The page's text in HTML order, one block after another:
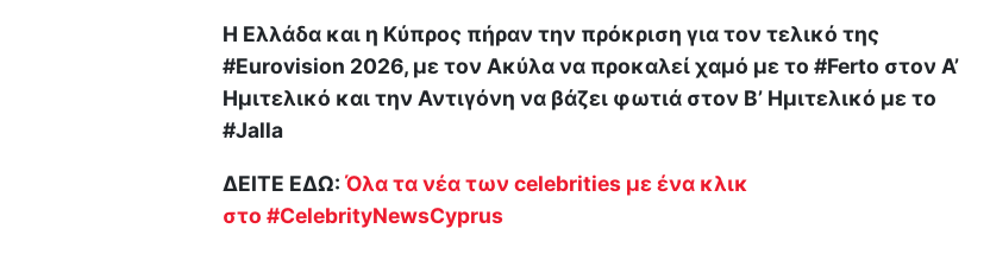
Η Ελλάδα και η Κύπρος πήραν την πρόκριση για τον τελικό της
#Eurovision 2026, με τον Ακύλα να προκαλεί χαμό με το #Ferto στον Α’
Ημιτελικό και την Αντιγόνη να βάζει φωτιά στον Β’ Ημιτελικό με το
#Jalla
ΔΕΙΤΕ ΕΔΩ: Όλα τα νέα των celebrities με ένα κλικ
στο #CelebrityNewsCyprus